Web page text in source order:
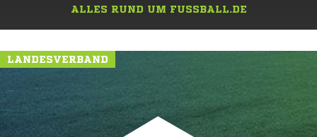
ALLES RUND UM FUSSBALL.DE
LANDESVERBAND